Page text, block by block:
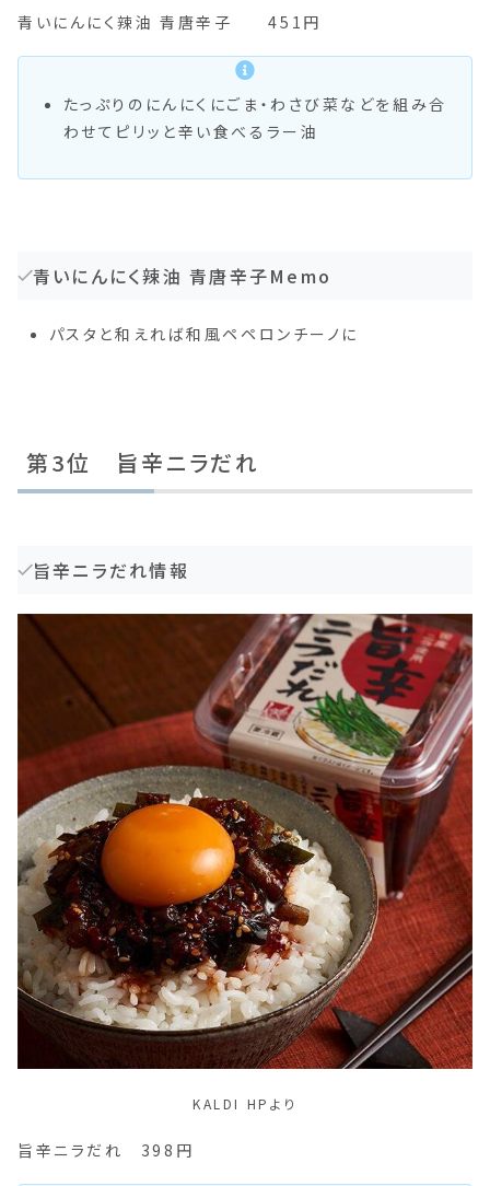
青いにんにく辣油 青唐辛子 451円
たっぷりのにんにくにごま・わさび菜などを組み合
わせてピリッと辛い食べるラー油
青いにんにく辣油 青唐辛子Memo
パスタと和えれば和風ペペロンチーノに
第3位 旨辛ニラだれ
旨辛ニラだれ情報
KALDI HPより
旨辛ニラだれ 398円